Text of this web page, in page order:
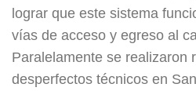
lograr que este sistema
vías de acceso y egreso al
Paralelamente se realizaron
desperfectos técnicos en